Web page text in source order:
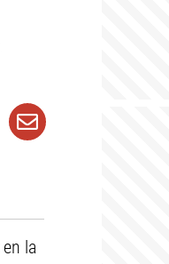
en la